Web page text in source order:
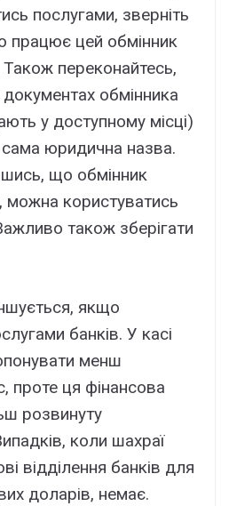
послугами, зверніть
працює цей обмінник
переконайтесь,
обмінника
у доступному місці)
сама юридична назва.
що обмінник
можна користуватись
також зберігати
якщо
банків. У касі
менш
проте ця фінансова
розвинуту
коли шахраї
відділення банків для
доларів, немає.